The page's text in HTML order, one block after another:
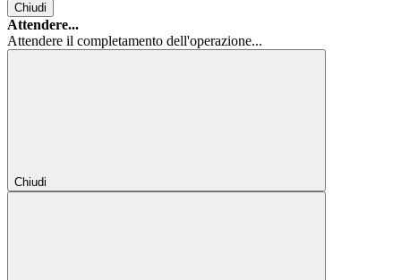
Chiudi
Attendere...
Attendere il completamento dell'operazione...
Chiudi